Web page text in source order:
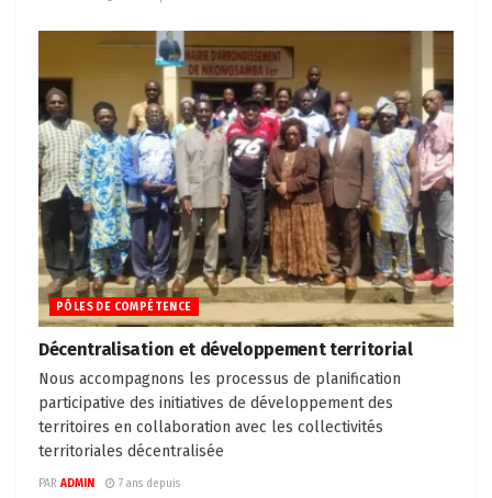
PÔLES DE COMPÉTENCE
Décentralisation et développement territorial
Nous accompagnons les processus de planification
participative des initiatives de développement des
territoires en collaboration avec les collectivités
territoriales décentralisée
PAR ADMIN 7 ans depuis